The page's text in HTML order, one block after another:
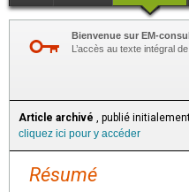
Bienvenue sur EM-
L’accès au texte intégral
Article archivé , publié
cliquez ici pour y accéder
Résumé